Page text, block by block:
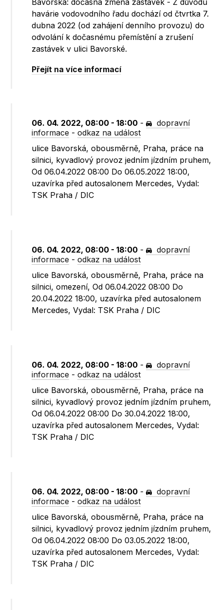
Bavorská: dočasná změna zastávek - Z důvodu
havárie vodovodního řadu dochází od čtvrtka 7.
dubna 2022 (od zahájení denního provozu) do
odvolání k dočasnému přemístění a zrušení
zastávek v ulici Bavorské.
Přejít na více informací
06. 04. 2022, 08:00 - 18:00 -
dopravní
informace -odkaz na událost
ulice Bavorská, obousměrně, Praha, práce na
silnici, kyvadlový provoz jedním jízdním pruhem,
Od 06.04.2022 08:00 Do 06.05.2022 18:00,
uzavírka před autosalonem Mercedes, Vydal:
TSK Praha / DIC
06. 04. 2022, 08:00 - 18:00 -
dopravní
informace -odkaz na událost
ulice Bavorská, obousměrně, Praha, práce na
silnici, omezení, Od 06.04.2022 08:00 Do
20.04.2022 18:00, uzavírka před autosalonem
Mercedes, Vydal: TSK Praha / DIC
06. 04. 2022, 08:00 - 18:00 -
dopravní
informace -odkaz na událost
ulice Bavorská, obousměrně, Praha, práce na
silnici, kyvadlový provoz jedním jízdním pruhem,
Od 06.04.2022 08:00 Do 30.04.2022 18:00,
uzavírka před autosalonem Mercedes, Vydal:
TSK Praha / DIC
06. 04. 2022, 08:00 - 18:00 -
dopravní
informace -odkaz na událost
ulice Bavorská, obousměrně, Praha, práce na
silnici, kyvadlový provoz jedním jízdním pruhem,
Od 06.04.2022 08:00 Do 03.05.2022 18:00,
uzavírka před autosalonem Mercedes, Vydal:
TSK Praha / DIC